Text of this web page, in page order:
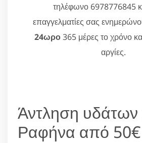
τηλέφωνο 6978776845
επαγγελματίες σας
24ωρο365 μέρες το χρόνο
αργίες.
Άντληση υδάτων
Ραφήνα από 50€